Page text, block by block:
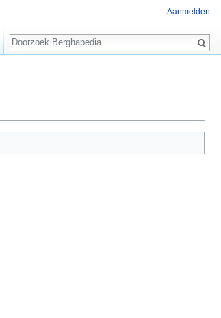
Aanmelden
Zoeken